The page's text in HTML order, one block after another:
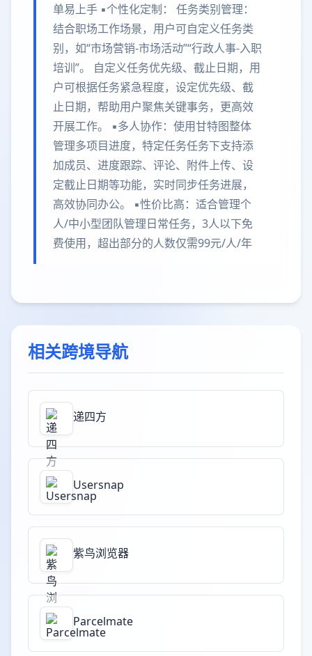
单易上手 ▪️个性化定制： 任务类别管理：
结合职场工作场景，用户可自定义任务类
别，如“市场营销-市场活动”“行政人事-入职
培训”。 自定义任务优先级、截止日期，用
户可根据任务紧急程度，设定优先级、截
止日期，帮助用户聚焦关键事务，更高效
开展工作。 ▪️多人协作：使用甘特图整体
管理多项目进度，特定任务任务下支持添
加成员、进度跟踪、评论、附件上传、设
定截止日期等功能，实时同步任务进展，
高效协同办公。 ▪️性价比高：适合管理个
人/中小型团队管理日常任务，3人以下免
费使用，超出部分的人数仅需99元/人/年
相关跨境导航
递四方
Usersnap
紫鸟浏览器
Parcelmate